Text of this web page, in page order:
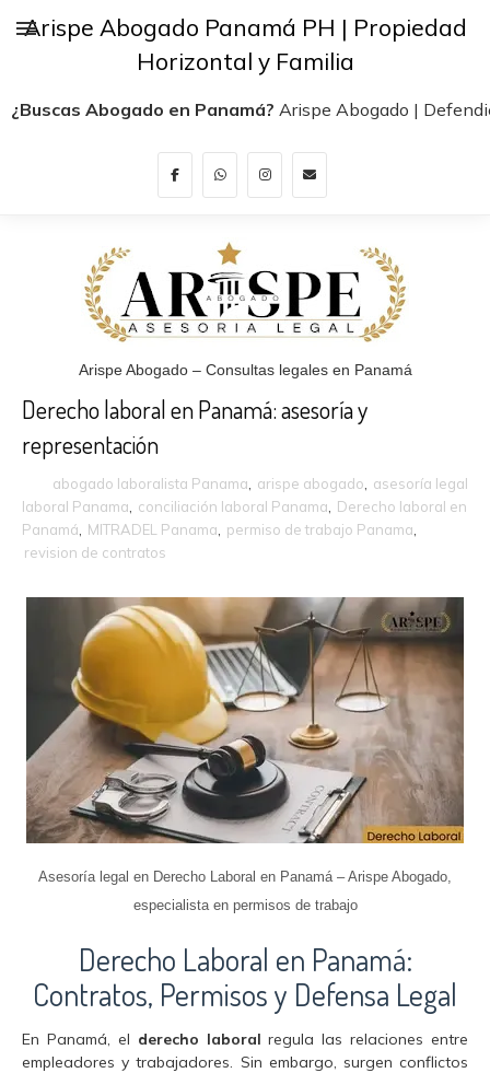
Arispe Abogado Panamá PH | Propiedad
Horizontal y Familia
¿Buscas Abogado en Panamá? Arispe Abogado |
Arispe Abogado – Consultas legales en Panamá
Derecho laboral en Panamá: asesoría y
representación
abogado laboralista Panama arispe abogado
asesoría legal
laboral Panama
conciliación laboral Panama
Derecho laboral en
Panamá
MITRADEL Panama permiso de trabajo Panama
revision de contratos
Asesoría legal en Derecho Laboral en Panamá – Arispe Abogado,
especialista en permisos de trabajo
Derecho Laboral en Panamá:
Contratos, Permisos y Defensa Legal
En Panamá, el derecho laboral regula las relaciones entre
empleadores y trabajadores. Sin embargo, surgen conflictos